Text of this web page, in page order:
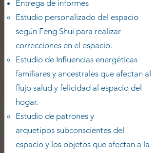
Entrega de informes
Estudio personalizado del espacio
según Feng Shui para realizar
correcciones en el espacio.
Estudio de Influencias energéticas
familiares y ancestrales que afectan al
flujo salud y felicidad al espacio del
hogar.
Estudio de patrones y
arquetipos subconscientes del
espacio y los objetos que afectan a la